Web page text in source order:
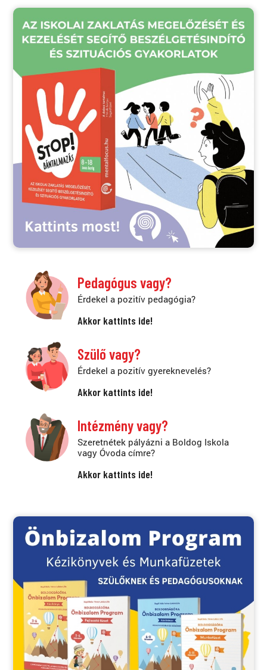
Pedagógus vagy?
Érdekel a pozitív pedagógia?
Akkor kattints ide!
Szülő vagy?
Érdekel a pozitív gyereknevelés?
Akkor kattints ide!
Intézmény vagy?
Szeretnétek pályázni a Boldog Iskola
vagy Óvoda címre?
Akkor kattints ide!